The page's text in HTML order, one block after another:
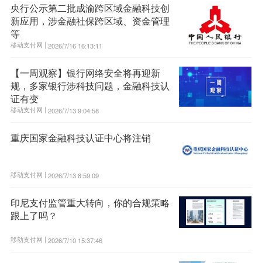
央行公示第二批成渝跨区域金融科技创
新应用，涉金融社保跨区域、资金管理
等
移动支付网 | 2026/7/16 16:13:11
【一周观察】银行网络安全将再迎新
规，多家银行涉科技问题，金融科技认
证有变
移动支付网 | 2026/7/13 9:04:58
重庆国家金融科技认证中心将注销
移动支付网 | 2026/7/13 8:59:09
印尼支付监管重大转向，你的合规策略
跟上了吗？
移动支付网 | 2026/7/10 15:37:46